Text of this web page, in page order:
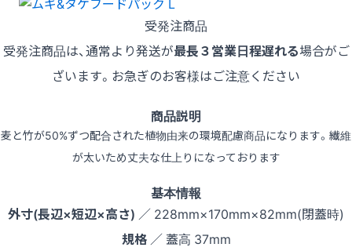
受発注商品
受発注商品は、通常より発送が最長３営業日程遅れる場合がご
ざいます。お急ぎのお客様はご注意ください
商品説明
麦と竹が50%ずつ配合された植物由来の環境配慮商品になります。繊維
が太いため丈夫な仕上りになっております
基本情報
外寸(長辺×短辺×高さ) ／ 228mm×170mm×82mm(閉蓋時)
規格／ 蓋高 37mm